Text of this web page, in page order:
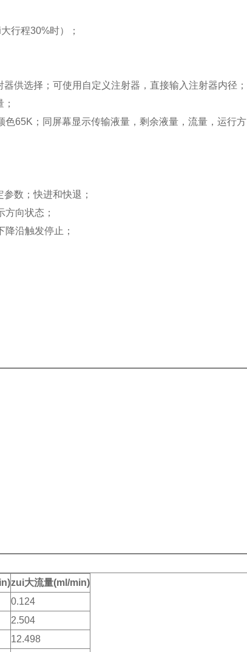
行程30%时）；
供选择；可使用自定义注射器，直接输入注射器内径；
65K；同屏幕显示传输液量，剩余液量，流量，运行方
数；快进和快退；
向状态；
沿触发停止；
zui大流量(ml/min)
0.124
2.504
12.498